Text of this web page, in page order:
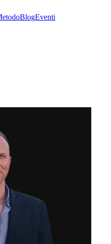
BlogEventi